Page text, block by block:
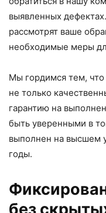
выявленных
рассмотрят ваше
необходимые меры
Мы гордимся тем,
не только
гарантию на
быть уверенными в
выполнен на высшем
годы.
без